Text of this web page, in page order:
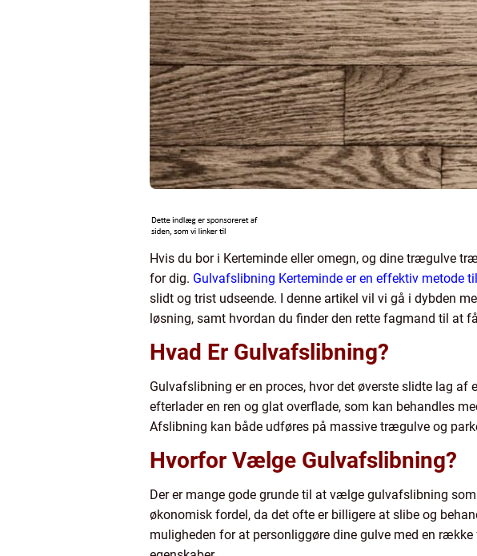
Hvis du bor i Kerteminde eller omegn, og dine trægulve
for dig. Gulvafslibning Kerteminde er en effektiv metode til
slidt og trist udseende. I denne artikel vil vi gå i dybden
løsning, samt hvordan du finder den rette fagmand til at
Hvad Er Gulvafslibning?
Gulvafslibning er en proces, hvor det øverste slidte lag
efterlader en ren og glat overflade, som kan behandles
Afslibning kan både udføres på massive trægulve og
Hvorfor Vælge Gulvafslibning?
Der er mange gode grunde til at vælge gulvafslibning
økonomisk fordel, da det ofte er billigere at slibe og
muligheden for at personliggøre dine gulve med en